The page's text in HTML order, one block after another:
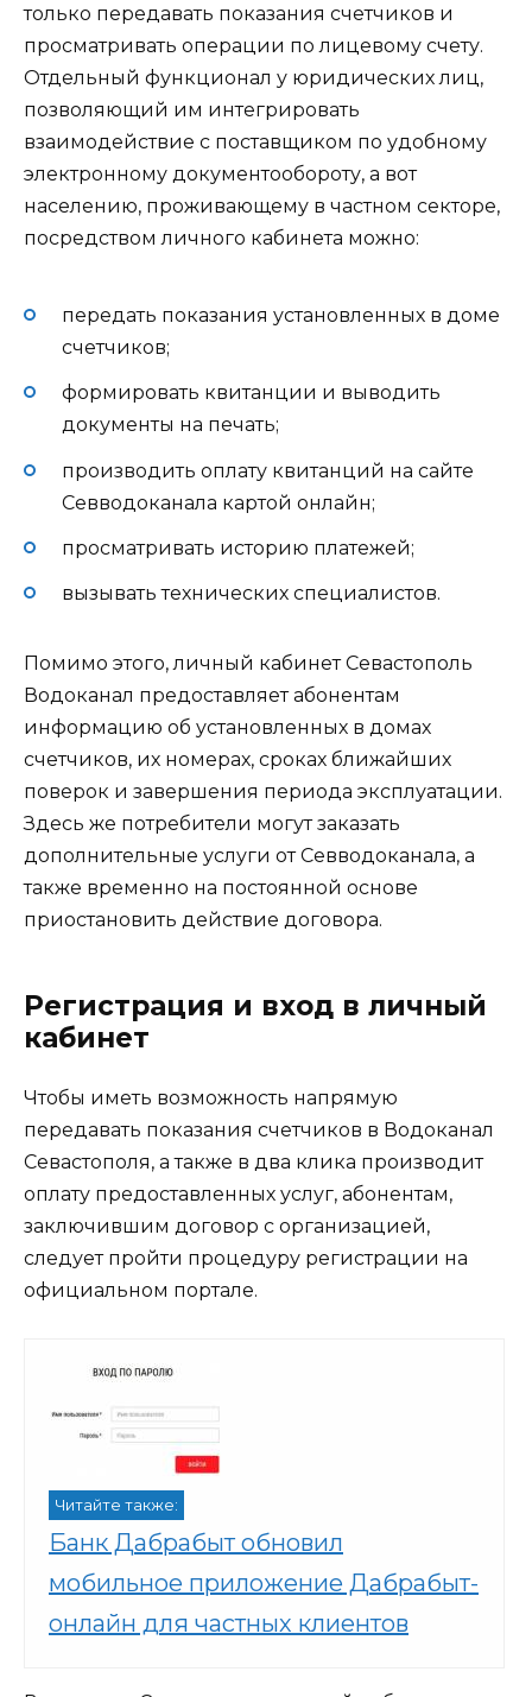
только передавать показания счетчиков и
просматривать операции по лицевому счету.
Отдельный функционал у юридических лиц,
позволяющий им интегрировать
взаимодействие с поставщиком по удобному
электронному документообороту, а вот
населению, проживающему в частном секторе,
посредством личного кабинета можно:
передать показания установленных в доме
счетчиков;
формировать квитанции и выводить
документы на печать;
производить оплату квитанций на сайте
Севводоканала картой онлайн;
просматривать историю платежей;
вызывать технических специалистов.
Помимо этого, личный кабинет Севастополь
Водоканал предоставляет абонентам
информацию об установленных в домах
счетчиков, их номерах, сроках ближайших
поверок и завершения периода эксплуатации.
Здесь же потребители могут заказать
дополнительные услуги от Севводоканала, а
также временно на постоянной основе
приостановить действие договора.
Регистрация и вход в личный
кабинет
Чтобы иметь возможность напрямую
передавать показания счетчиков в Водоканал
Севастополя, а также в два клика производит
оплату предоставленных услуг, абонентам,
заключившим договор с организацией,
следует пройти процедуру регистрации на
официальном портале.
Читайте также:
Банк Дабрабыт обновил
мобильное приложение Дабрабыт-
онлайн для частных клиентов